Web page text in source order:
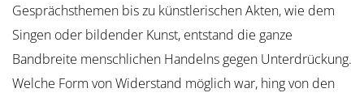
Gesprächsthemen bis zu künstlerischen Akten, wie dem
Singen oder bildender Kunst, entstand die ganze
Bandbreite menschlichen Handelns gegen Unterdrückung.
Welche Form von Widerstand möglich war, hing von den